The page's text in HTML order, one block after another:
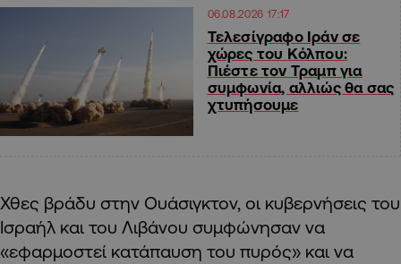
06.08.2026 17:17
Τελεσίγραφο Ιράν σε
χώρες του Κόλπου:
Πιέστε τον Τραμπ για
συμφωνία, αλλιώς θα σας
χτυπήσουμε
Χθες βράδυ στην Ουάσιγκτον, οι κυβερνήσεις του
Ισραήλ και του Λιβάνου συμφώνησαν να
«εφαρμοστεί κατάπαυση του πυρός» και να